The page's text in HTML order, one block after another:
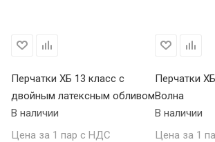
Перчатки ХБ 13 класс с
двойным латексным обливом
В наличии
Цена за 1 пар с НДС
Перчатки
Волна
В наличии
Цена за 1